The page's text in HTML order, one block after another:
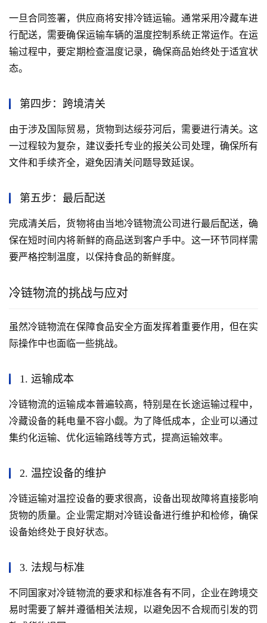
一旦合同签署，供应商将安排冷链运输。通常采用冷藏车进
行配送，需要确保运输车辆的温度控制系统正常运作。在运
输过程中，要定期检查温度记录，确保商品始终处于适宜状
态。
第四步：跨境清关
由于涉及国际贸易，货物到达绥芬河后，需要进行清关。这
一过程较为复杂，建议委托专业的报关公司处理，确保所有
文件和手续齐全，避免因清关问题导致延误。
第五步：最后配送
完成清关后，货物将由当地冷链物流公司进行最后配送，确
保在短时间内将新鲜的商品送到客户手中。这一环节同样需
要严格控制温度，以保持食品的新鲜度。
冷链物流的挑战与应对
虽然冷链物流在保障食品安全方面发挥着重要作用，但在实
际操作中也面临一些挑战。
1. 运输成本
冷链物流的运输成本普遍较高，特别是在长途运输过程中，
冷藏设备的耗电量不容小觑。为了降低成本，企业可以通过
集约化运输、优化运输路线等方式，提高运输效率。
2. 温控设备的维护
冷链运输对温控设备的要求很高，设备出现故障将直接影响
货物的质量。企业需定期对冷链设备进行维护和检修，确保
设备始终处于良好状态。
3. 法规与标准
不同国家对冷链物流的要求和标准各有不同，企业在跨境交
易时需要了解并遵循相关法规，以避免因不合规而引发的罚